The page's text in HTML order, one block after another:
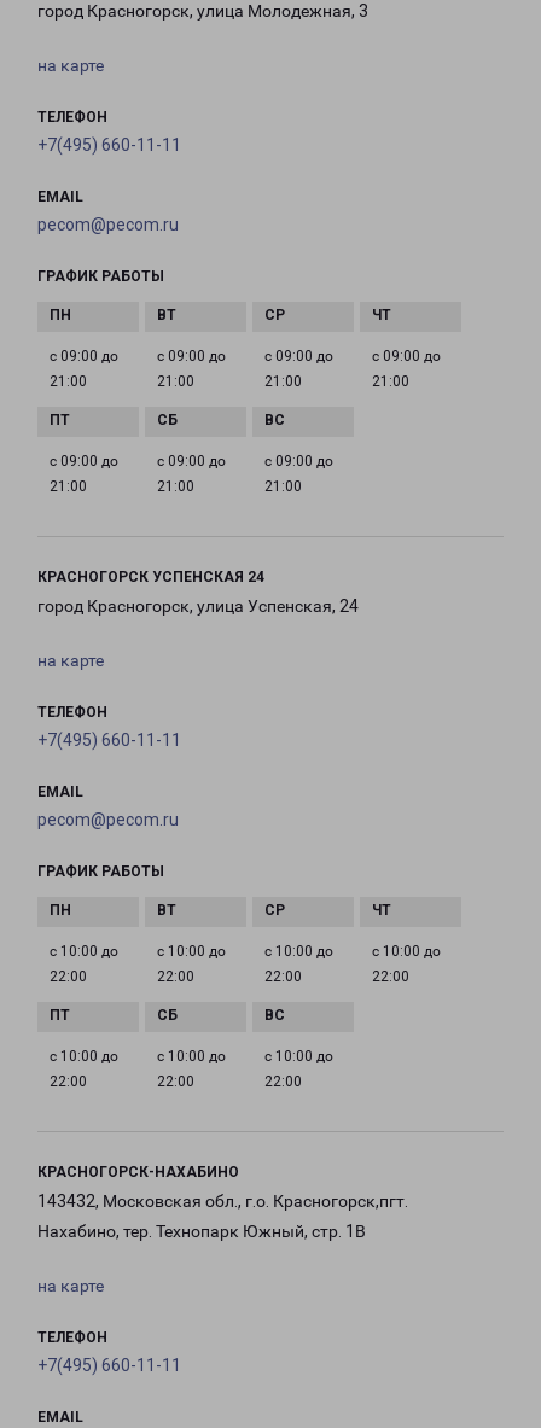
город Красногорск, улица Молодежная, 3
на карте
ТЕЛЕФОН
+7(495) 660-11-11
EMAIL
pecom@pecom.ru
ГРАФИК РАБОТЫ
с 09:00 до
21:00
с 09:00 до
21:00
с 09:00 до
21:00
с 09:00 до
21:00
с 09:00 до
21:00
с 09:00 до
21:00
с 09:00 до
21:00
КРАСНОГОРСК УСПЕНСКАЯ 24
город Красногорск, улица Успенская, 24
на карте
ТЕЛЕФОН
+7(495) 660-11-11
EMAIL
pecom@pecom.ru
ГРАФИК РАБОТЫ
с 10:00 до
22:00
с 10:00 до
22:00
с 10:00 до
22:00
с 10:00 до
22:00
с 10:00 до
22:00
с 10:00 до
22:00
с 10:00 до
22:00
КРАСНОГОРСК-НАХАБИНО
143432, Московская обл., г.о. Красногорск,пгт.
Нахабино, тер. Технопарк Южный, стр. 1В
на карте
ТЕЛЕФОН
+7(495) 660-11-11
EMAIL